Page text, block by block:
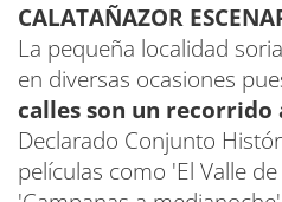
CALATAÑAZOR
La pequeña localidad
en diversas ocasiones
calles son un recorrido
Declarado Conjunto
películas como 'El Valle